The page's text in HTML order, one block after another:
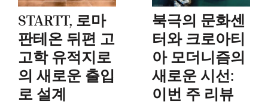
STARTT, 로마
판테온 뒤편 고
고학 유적지로
의 새로운 출입
로 설계
북극의 문화센
터와 크로아티
아 모더니즘의
새로운 시선:
이번 주 리뷰